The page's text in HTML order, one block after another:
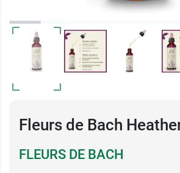
Fleurs de Bach
FLEURS DE BACH